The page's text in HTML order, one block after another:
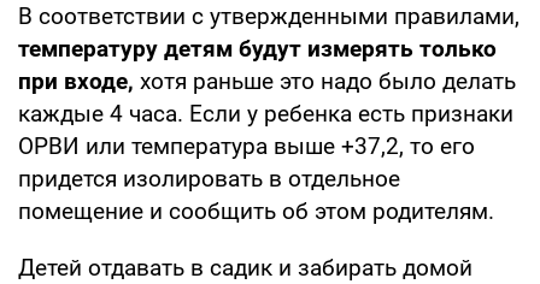
В соответствии с утвержденными правилами,
температуру детям будут измерять только
при входе, хотя раньше это надо было делать
каждые 4 часа. Если у ребенка есть признаки
ОРВИ или температура выше +37,2, то его
придется изолировать в отдельное
помещение и сообщить об этом родителям.
Детей отдавать в садик и забирать домой